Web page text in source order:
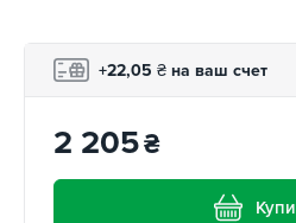
+22,05 ₴ на ваш счет
2 205₴